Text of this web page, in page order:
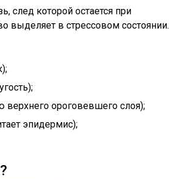
след которой остается при
выделяет в стрессовом состоянии.
верхнего ороговевшего слоя);
эпидермис);